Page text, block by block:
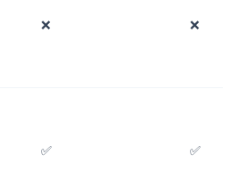
❌ ❌
✅ ✅